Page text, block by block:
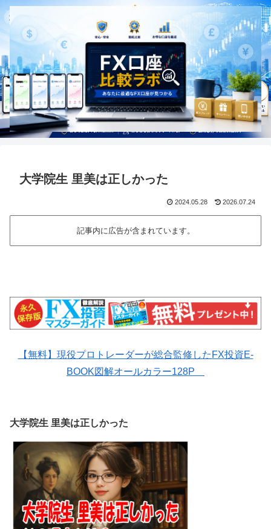
大学院生 里美は正しかった
2024.05.28 2026.07.24
記事内に広告が含まれています。
【無料】現役プロトレーダーが総合監修したFX投資E-
BOOK図解オールカラー128P
大学院生 里美は正しかった